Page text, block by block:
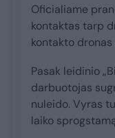
Oficialiame
kontaktas tarp
kontakto
Pasak leidinio
darbuotojas
nuleido. Vyras
laiko